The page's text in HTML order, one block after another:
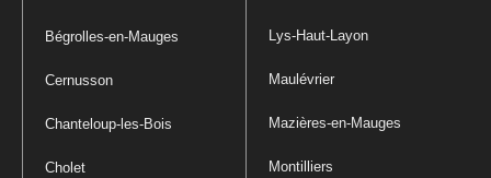
Bégrolles-en-Mauges
Cernusson
Chanteloup-les-Bois
Cholet
Lys-Haut-Layon
Maulévrier
Mazières-en-Mauges
Montilliers